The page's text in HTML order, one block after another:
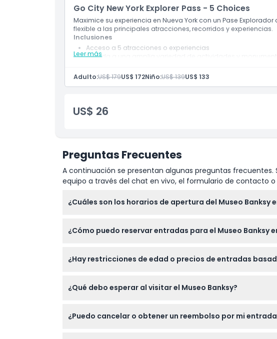
Go City New York Explorer Pass - 5 Choices
Maximice su experiencia en Nueva York con un Pase
flexible a las principales atracciones, recorridos y experiencias.
Leer más
Inclusiones
Acceso a 5 atracciones o experiencias
Entrada a una amplia variedad de actividades y
Descuentos y ofertas en atracciones seleccionadas
Válido por 30 días después del primer uso
Adulto:US$ 179US$ 172Niño:US$ 139US$ 133
US$ 26
Preguntas Frecuentes
A continuación se presentan algunas preguntas
equipo a través del chat en vivo, el formulario de contacto o
¿Cuáles son los horarios de apertura del Museo Banksy
de la reserva).
¿Cómo puedo reservar entradas para el Museo Banksy
¿Hay restricciones de edad o precios de entradas
niño.
¿Qué debo esperar al visitar el Museo Banksy?
callejero.
¿Puedo cancelar o obtener un reembolso por mi entrada